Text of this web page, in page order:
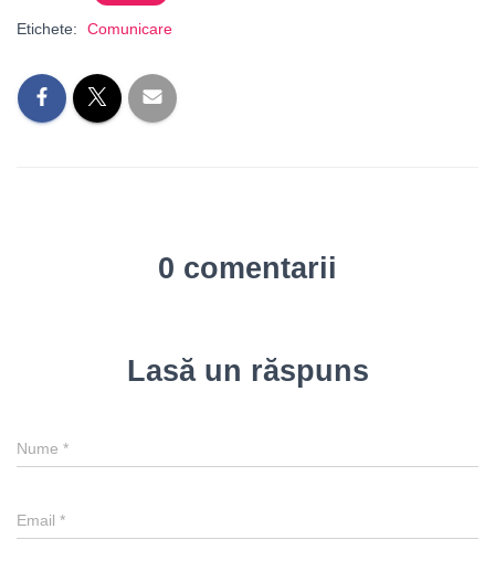
Etichete: Comunicare
0 comentarii
Lasă un răspuns
Nume *
Email *